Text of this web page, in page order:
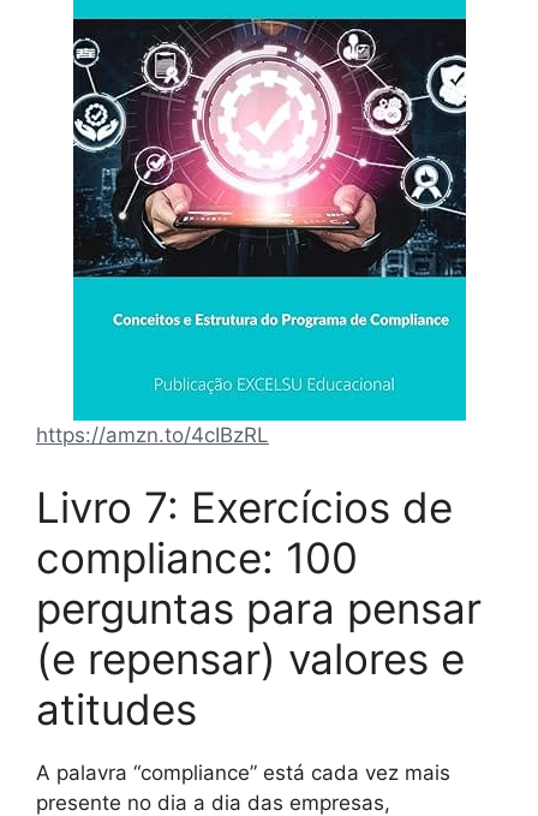
https://amzn.to/4cIBzRL
Livro 7: Exercícios de
compliance: 100
perguntas para pensar
(e repensar) valores e
atitudes
A palavra “compliance” está cada vez mais
presente no dia a dia das empresas,